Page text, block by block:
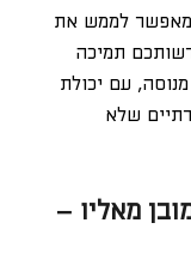
לממש את
תמיכה
עם יכולת
שלא
מאליו –